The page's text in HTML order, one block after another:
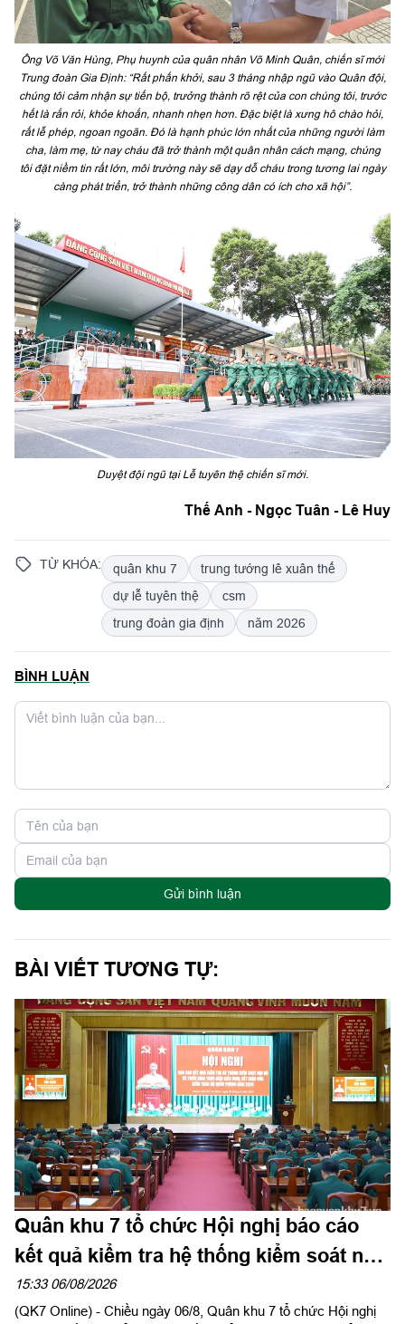
Ông Võ Văn Hùng, Phụ huynh của quân nhân Võ Minh Quân, chiến sĩ mới
Trung đoàn Gia Định: “Rất phấn khởi, sau 3 tháng nhập ngũ vào Quân đội,
chúng tôi cảm nhận sự tiến bộ, trưởng thành rõ rệt của con chúng tôi, trước
hết là rắn rỏi, khỏe khoắn, nhanh nhẹn hơn. Đặc biệt là xưng hô chào hỏi,
rất lễ phép, ngoan ngoãn. Đó là hạnh phúc lớn nhất của những người làm
cha, làm mẹ, từ nay cháu đã trở thành một quân nhân cách mạng, chúng
tôi đặt niềm tin rất lớn, môi trường này sẽ dạy dỗ cháu trong tương lai ngày
càng phát triển, trở thành những công dân có ích cho xã hội”.
Duyệt đội ngũ tại Lễ tuyên thệ chiến sĩ mới.
Thế Anh - Ngọc Tuân - Lê Huy
TỪ KHÓA: quân khu 7
trung tướng lê xuân thế
dự lễ tuyên thệ
csm
trung đoàn gia định
năm 2026
BÌNH LUẬN
Gửi bình luận
BÀI VIẾT TƯƠNG TỰ:
Quân khu 7 tổ chức Hội nghị báo cáo
kết quả kiểm tra hệ thống kiểm soát nội
bộ
15:33 06/08/2026
(QK7 Online) - Chiều ngày 06/8, Quân khu 7 tổ chức Hội nghị